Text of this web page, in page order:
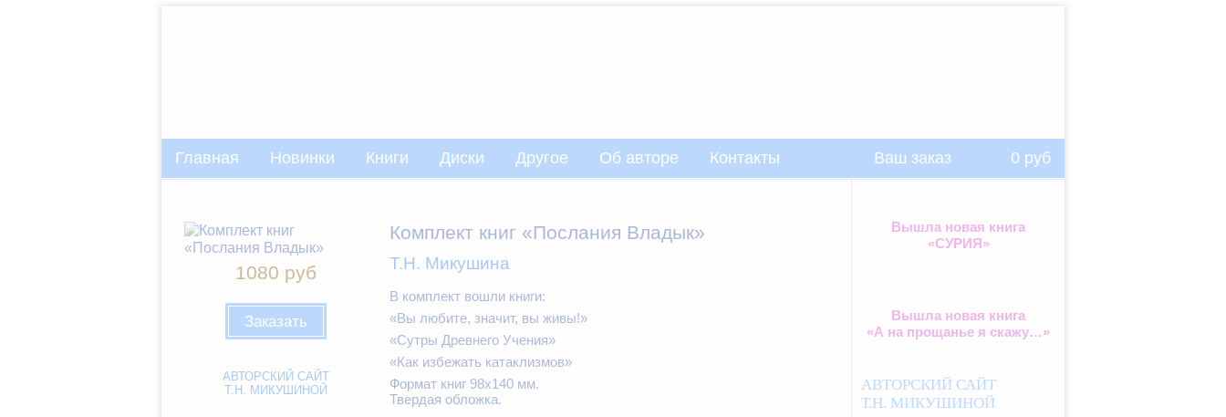
Ваш заказ 0 руб
Главная Новинки Книги Диски Другое Об авторе Контакты
1080 руб
Заказать
АВТОРСКИЙ САЙТ
Т.Н. МИКУШИНОЙ
Комплект книг «Послания Владык»
Т.Н. Микушина
В комплект вошли книги:
«Вы любите, значит, вы живы!»
«Сутры Древнего Учения»
«Как избежать катаклизмов»
Формат книг 98х140 мм.
Твердая обложка.
Вышла новая книга
«СУРИЯ»
Вышла новая книга
«А на прощанье я скажу…»
АВТОРСКИЙ САЙТ
Т.Н. МИКУШИНОЙ